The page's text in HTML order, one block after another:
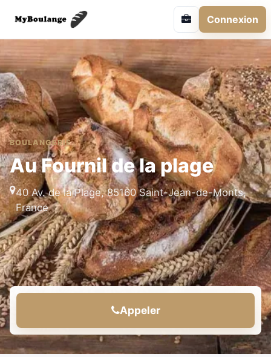
Connexion
BOULANGERIE
Au Fournil de la plage
40 Av. de la Plage, 85160 Saint-Jean-de-Monts,
France
Appeler